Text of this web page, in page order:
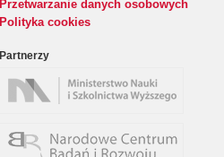
Przetwarzanie danych osobowych
Polityka cookies
Partnerzy